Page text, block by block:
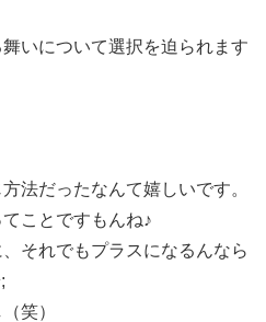
いについて選択を迫られます
法だったなんて嬉しいです。
ことですもんね♪
それでもプラスになるんなら
笑）